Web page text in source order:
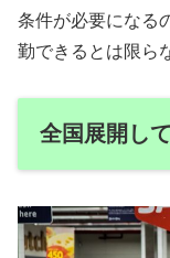
条件が必要になる
勤できるとは限ら
全国展開し